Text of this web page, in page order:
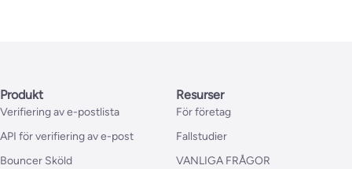
Produkt
Verifiering av e-postlista
API för verifiering av e-post
Bouncer Sköld
Resurser
För företag
Fallstudier
VANLIGA FRÅGOR